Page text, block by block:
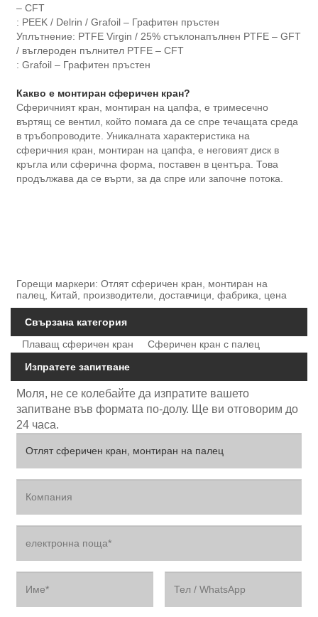
– CFT
: PEEK / Delrin / Grafoil – Графитен пръстен
Уплътнение: PTFE Virgin / 25% стъклонапълнен PTFE – GFT
/ въглероден пълнител PTFE – CFT
: Grafoil – Графитен пръстен
Какво е монтиран сферичен кран?
Сферичният кран, монтиран на цапфа, е тримесечно
въртящ се вентил, който помага да се спре течащата среда
в тръбопроводите. Уникалната характеристика на
сферичния кран, монтиран на цапфа, е неговият диск в
кръгла или сферична форма, поставен в центъра. Това
продължава да се върти, за да спре или започне потока.
Горещи маркери: Отлят сферичен кран, монтиран на
палец, Китай, производители, доставчици, фабрика, цена
Свързана категория
Плаващ сферичен кран
Сферичен кран с палец
Изпратете запитване
Моля, не се колебайте да изпратите вашето
запитване във формата по-долу. Ще ви отговорим до
24 часа.